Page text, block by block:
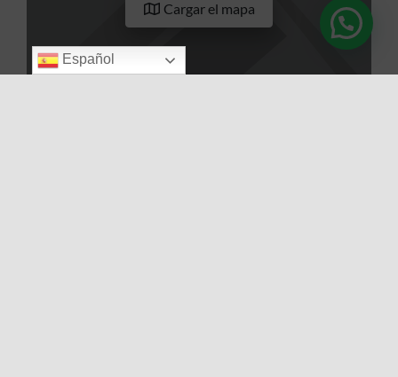
Cargar el mapa
Español